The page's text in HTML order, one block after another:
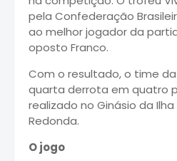
pela Confederação
ao melhor jogador da
oposto Franco.
Com o resultado, o time
quarta derrota em quatro
realizado no Ginásio da
Redonda.
O jogo